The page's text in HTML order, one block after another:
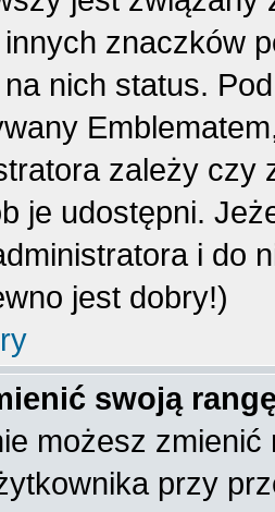
znaczków
nich status.
zależy czy
je udostępni.
i do
jest dobry!)
swoją
możesz
przy